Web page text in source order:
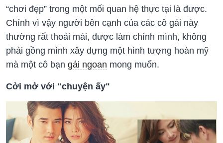
“chơi đẹp” trong một mối quan hệ thực tại là được.
Chính vì vậy người bên cạnh của các cô gái này
thường rất thoải mái, được làm chính mình, không
phải gồng mình xây dựng một hình tượng hoàn mỹ
mà một cô bạn gái ngoan mong muốn.
Cởi mở với "chuyện ấy"